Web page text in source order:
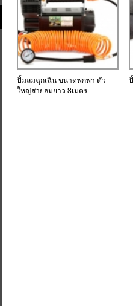
ปั้มลมฉุกเฉิน ขนาดพกพา ตัว
ใหญ่สายลมยาว 8เมตร